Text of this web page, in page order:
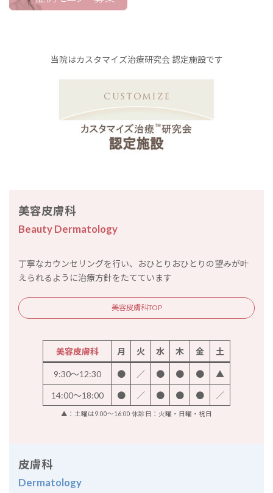
当院はカスタマイズ治療研究会 認定施設です
美容皮膚科
Beauty Dermatology
丁寧なカウンセリングを行い、おひとりおひとりの望みが叶
えられるように治療方針をたてています
美容皮膚科TOP
美容皮膚科 月 火 水 木 金 土
9:30～12:30 ● ／ ● ● ● ▲
14:00～18:00 ● ／ ● ● ● ／
▲：土曜は9:00～16:00 休診日：火曜・日曜・祝日
皮膚科
Dermatology